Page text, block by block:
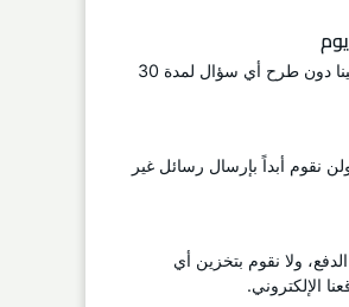
إذا لم يعجبك المنتج، يمكنك إرجاعه إلينا دون طرح أي سؤال لمدة 30
نقوم أبداً بإرسال رسائل غير
ولا نقوم بتخزين أي
الإلكتروني.